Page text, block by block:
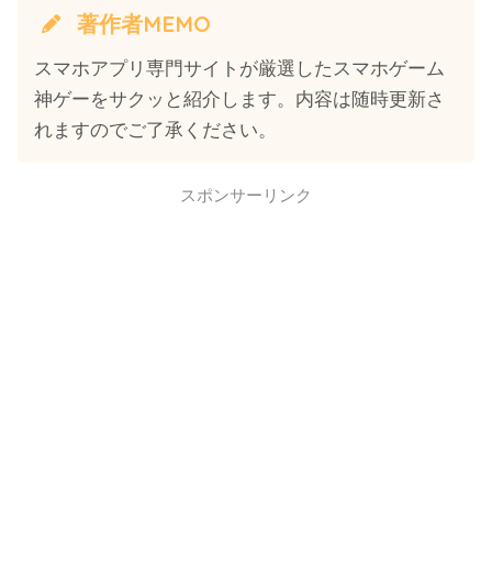
著作者MEMO
スマホアプリ専門サイトが厳選したスマホゲーム
神ゲーをサクッと紹介します。内容は随時更新さ
れますのでご了承ください。
スポンサーリンク